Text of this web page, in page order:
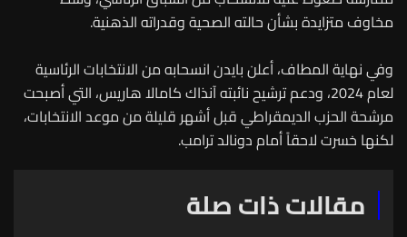
مخاوف متزايدة بشأن حالته الصحية وقدراته الذهنية.
وفي نهاية المطاف، أعلن بايدن انسحابه من الانتخابات الرئاسية
لعام 2024، ودعم ترشيح نائبته آنذاك كامالا هاريس، التي أصبحت
مرشحة الحزب الديمقراطي قبل أشهر قليلة من موعد الانتخابات،
لكنها خسرت لاحقاً أمام دونالد ترامب.
مقالات ذات صلة